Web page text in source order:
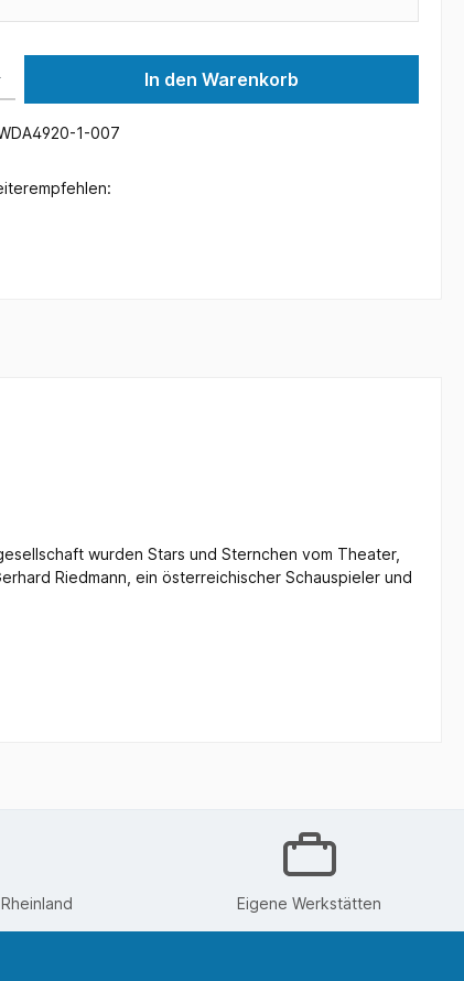
In den Warenkorb
1-007
wurden Stars und Sternchen vom Theater,
Riedmann, ein österreichischer Schauspieler und
Eigene Werkstätten